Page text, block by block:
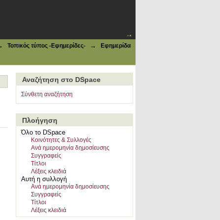
Τοπικός τύπος -Εφημερίδες- →
Εφημερίδα
Αναζήτηση στο DSpace
Σύνθετη αναζήτηση
Πλοήγηση
Όλο το DSpace
Κοινότητες & Συλλογές
Ανά ημερομηνία δημοσίευσης
Συγγραφείς
Τίτλοι
Λέξεις κλειδιά
Αυτή η συλλογή
Ανά ημερομηνία δημοσίευσης
Συγγραφείς
Τίτλοι
Λέξεις κλειδιά